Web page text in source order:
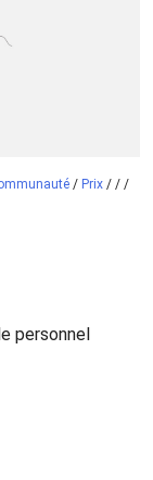
/ Prix / / /
personnel